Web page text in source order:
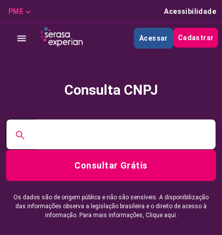
PME Acessibilidade
Acessar Cadastrar
Consulta CNPJ
Consultar Grátis
Os dados são de origem pública e não são sensíveis. A disponibilização
das informações observa a legislação brasileira e o direito de acesso à
informação. Para mais informações, Clique aqui.